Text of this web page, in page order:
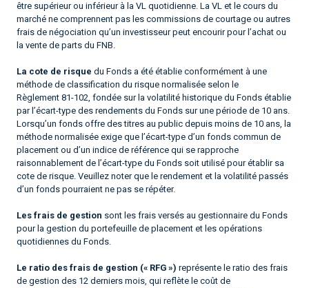
être supérieur ou inférieur à la VL quotidienne. La VL et le cours du
marché ne comprennent pas les commissions de courtage ou autres
frais de négociation qu’un investisseur peut encourir pour l’achat ou
la vente de parts du FNB.
La cote de risque du Fonds a été établie conformément à une
méthode de classification du risque normalisée selon le
Règlement 81-102, fondée sur la volatilité historique du Fonds établie
par l’écart-type des rendements du Fonds sur une période de 10 ans.
Lorsqu’un fonds offre des titres au public depuis moins de 10 ans, la
méthode normalisée exige que l’écart-type d’un fonds commun de
placement ou d’un indice de référence qui se rapproche
raisonnablement de l’écart-type du Fonds soit utilisé pour établir sa
cote de risque. Veuillez noter que le rendement et la volatilité passés
d’un fonds pourraient ne pas se répéter.
Les frais de gestion sont les frais versés au gestionnaire du Fonds
pour la gestion du portefeuille de placement et les opérations
quotidiennes du Fonds.
Le ratio des frais de gestion (« RFG ») représente le ratio des frais
de gestion des 12 derniers mois, qui reflète le coût de